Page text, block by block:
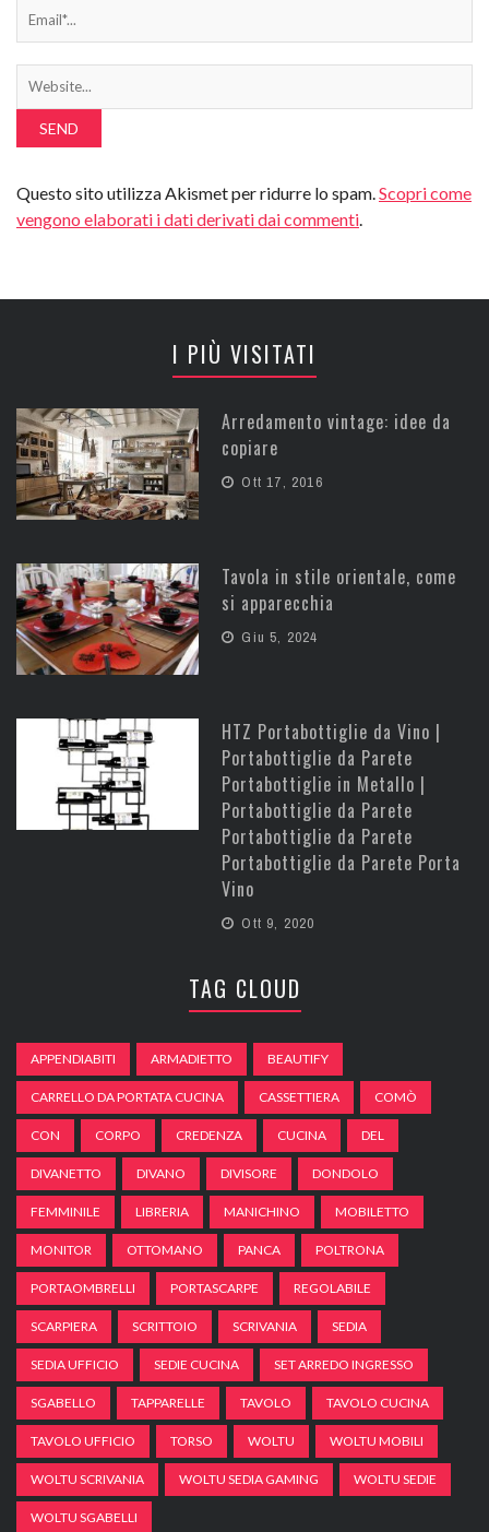
Questo sito utilizza Akismet per ridurre lo spam.Scopri come
vengono elaborati i dati derivati dai commenti.
I PIÙ VISITATI
Arredamento vintage: idee da
copiare
Ott 17, 2016
Tavola in stile orientale, come
si apparecchia
Giu 5, 2024
HTZ Portabottiglie da Vino |
Portabottiglie da Parete
Portabottiglie in Metallo |
Portabottiglie da Parete
Portabottiglie da Parete
Portabottiglie da Parete Porta
Vino
Ott 9, 2020
TAG CLOUD
APPENDIABITI ARMADIETTO BEAUTIFY
CARRELLO DA PORTATA CUCINA CASSETTIERA COMÒ
CON CORPO CREDENZA CUCINA DEL
DIVANETTO DIVANO DIVISORE DONDOLO
FEMMINILE LIBRERIA MANICHINO MOBILETTO
MONITOR OTTOMANO PANCA POLTRONA
PORTAOMBRELLI PORTASCARPE REGOLABILE
SCARPIERA SCRITTOIO SCRIVANIA SEDIA
SEDIA UFFICIO SEDIE CUCINA SET ARREDO INGRESSO
SGABELLO TAPPARELLE TAVOLO TAVOLO CUCINA
TAVOLO UFFICIO TORSO WOLTU WOLTU MOBILI
WOLTU SCRIVANIA WOLTU SEDIA GAMING WOLTU SEDIE
WOLTU SGABELLI